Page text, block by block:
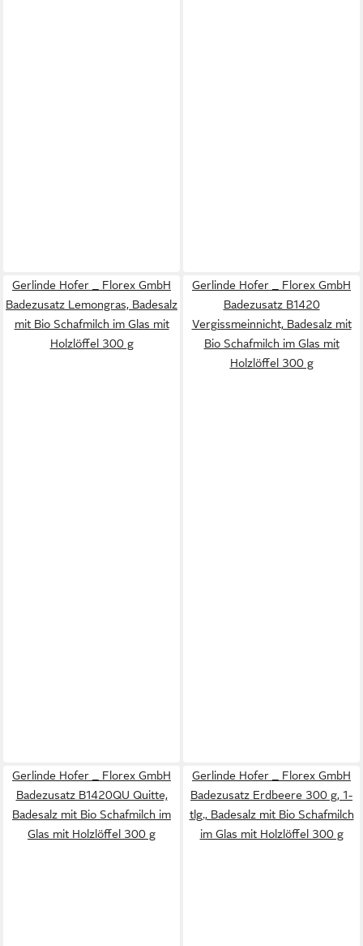
Gerlinde Hofer _ Florex GmbH
Badezusatz Lemongras, Badesalz
mit Bio Schafmilch im Glas mit
Holzlöffel 300 g
Gerlinde Hofer _ Florex GmbH
Badezusatz B1420
Vergissmeinnicht, Badesalz mit
Bio Schafmilch im Glas mit
Holzlöffel 300 g
Gerlinde Hofer _ Florex GmbH
Badezusatz B1420QU Quitte,
Badesalz mit Bio Schafmilch im
Glas mit Holzlöffel 300 g
Gerlinde Hofer _ Florex GmbH
Badezusatz Erdbeere 300 g, 1-
tlg., Badesalz mit Bio Schafmilch
im Glas mit Holzlöffel 300 g